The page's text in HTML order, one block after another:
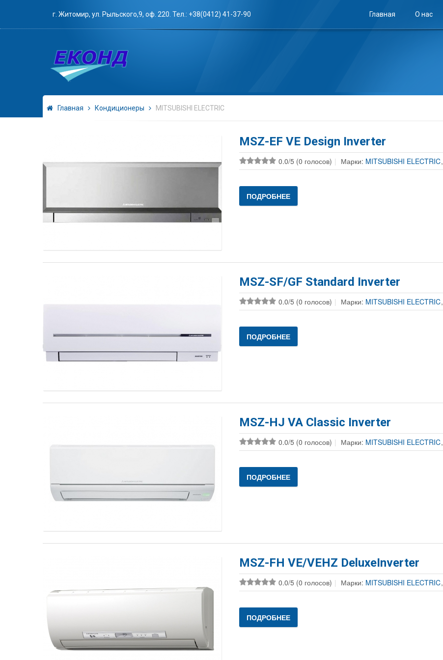
г. Житомир, ул. Рыльского,9, оф. 220. Тел.: +38(0412) 41-37-90 Главная О нас
Главная Кондиционеры MITSUBISHI ELECTRIC
MSZ-EF VE Design Inverter
0.0/5 (0 голосов) Марки: MITSUBISHI ELECTRIC
ПОДРОБНЕЕ
MSZ-SF/GF Standard Inverter
0.0/5 (0 голосов) Марки: MITSUBISHI ELECTRIC
ПОДРОБНЕЕ
MSZ-HJ VA Classic Inverter
0.0/5 (0 голосов) Марки: MITSUBISHI ELECTRIC
ПОДРОБНЕЕ
MSZ-FH VE/VEHZ DeluxeInverter
0.0/5 (0 голосов) Марки: MITSUBISHI ELECTRIC
ПОДРОБНЕЕ